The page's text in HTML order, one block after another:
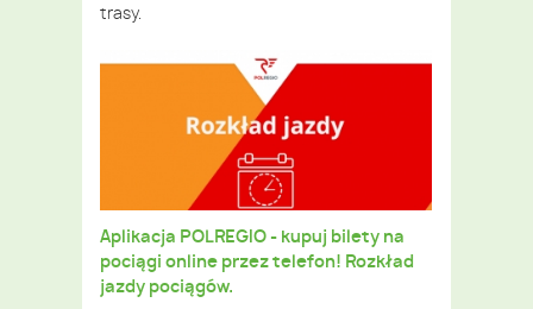
trasy.
Aplikacja POLREGIO - kupuj bilety na
pociągi online przez telefon! Rozkład
jazdy pociągów.